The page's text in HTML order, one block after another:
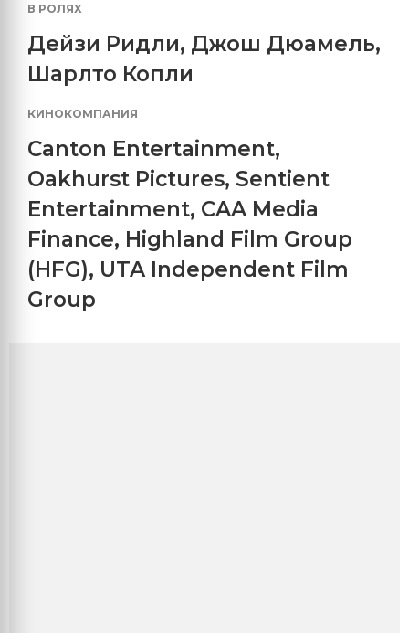
В РОЛЯХ
Дейзи Ридли, Джош Дюамель,
Шарлто Копли
КИНОКОМПАНИЯ
Canton Entertainment,
Oakhurst Pictures, Sentient
Entertainment, CAA Media
Finance, Highland Film Group
(HFG), UTA Independent Film
Group